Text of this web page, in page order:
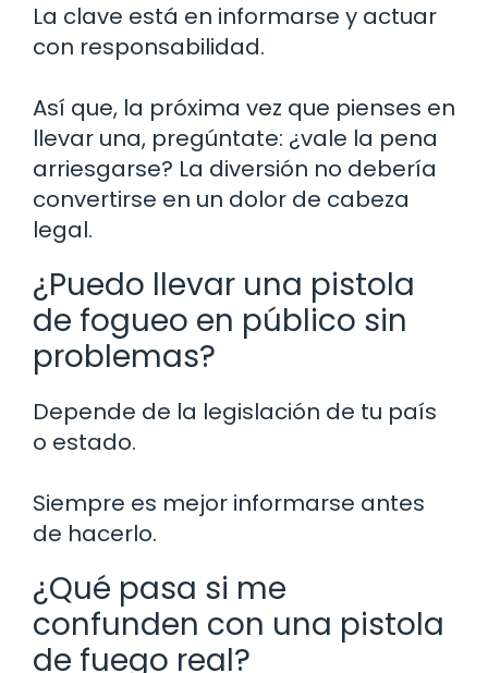
La clave está en informarse y actuar
con responsabilidad.
Así que, la próxima vez que pienses en
llevar una, pregúntate: ¿vale la pena
arriesgarse? La diversión no debería
convertirse en un dolor de cabeza
legal.
¿Puedo llevar una pistola
de fogueo en público sin
problemas?
Depende de la legislación de tu país
o estado.
Siempre es mejor informarse antes
de hacerlo.
¿Qué pasa si me
confunden con una pistola
de fuego real?